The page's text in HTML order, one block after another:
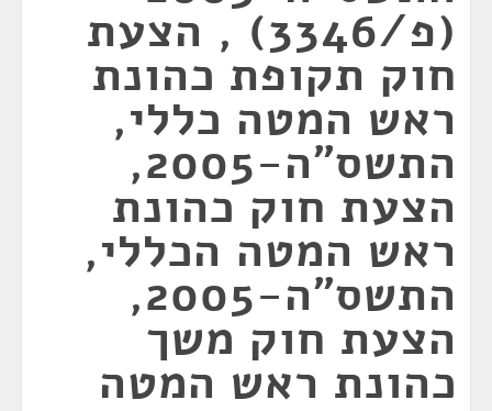
(פ/3346) , הצעת
חוק תקופת כהונת
ראש המטה כללי,
התשס"ה-2005,
הצעת חוק כהונת
ראש המטה הכללי,
התשס"ה-2005,
הצעת חוק משך
כהונת ראש המטה